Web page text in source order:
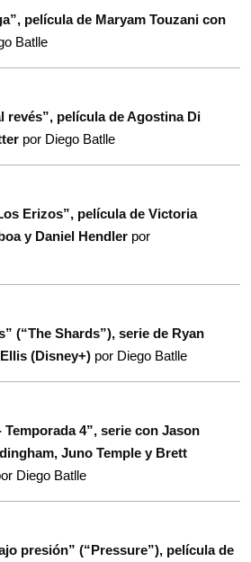
película de Maryam Touzani con
Batlle
revés”, película de Agostina Di
por Diego Batlle
Erizos”, película de Victoria
y Daniel Hendler por
(“The Shards”), serie de Ryan
(Disney+) por Diego Batlle
4”, serie con Jason
Juno Temple y Brett
Diego Batlle
presión” (“Pressure”), película de